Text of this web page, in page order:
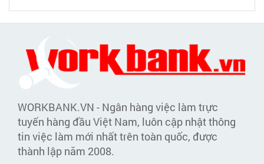
WORKBANK.VN - Ngân hàng việc làm trực
tuyến hàng đầu Việt Nam, luôn cập nhật thông
tin việc làm mới nhất trên toàn quốc, được
thành lập năm 2008.